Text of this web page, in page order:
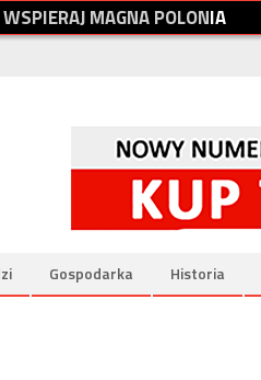
WSPIERAJMAGNAPOLONIA
Gospodarka Historia